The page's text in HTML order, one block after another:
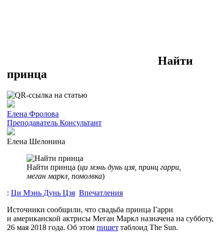
Найти
принца
Елена Фролова
Преподаватель Консультант
Елена Шелонина
Найти принца (ци мэнь дунь цзя, принц гарри,
меган маркл, помолвка)
: Ци Мэнь Дунь Цзя Впечатления
Источники сообщили, что свадьба принца Гарри
и американской актрисы Меган Маркл назначена на субботу,
26 мая 2018 года. Об этом пишет таблоид The Sun.